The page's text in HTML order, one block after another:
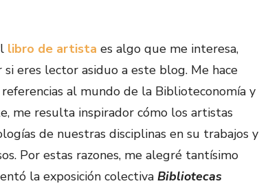
libro de artista es algo que me interesa,
eres lector asiduo a este blog. Me hace
al mundo de la Biblioteconomía y
me resulta inspirador cómo los artistas
de nuestras disciplinas en su trabajos y
Por estas razones, me alegré tantísimo
la exposición colectiva Bibliotecas